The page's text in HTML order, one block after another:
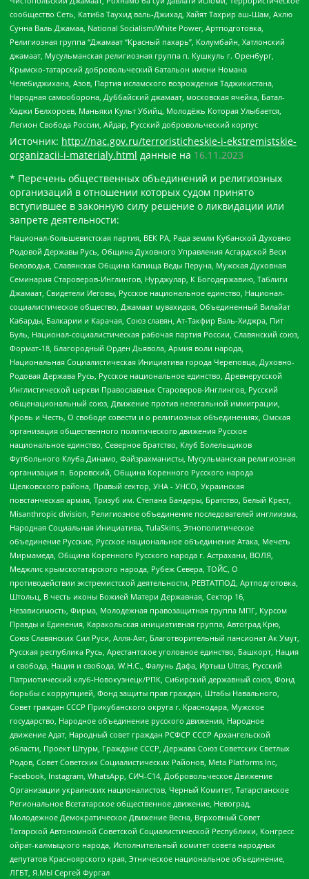
сообщество Сеть, Катиба Таухид валь-Джихад, Хайят Тахрир аш-Шам, Ахлю
Сунна Валь Джамаа, National Socialism/White Power, Артподготовка,
Религиозная группа “Джамаат “Красный пахарь”, Колумбайн, Хатлонский
джамаат, Мусульманская религиозная группа п. Кушкуль г. Оренбург,
Крымско-татарский добровольческий батальон имени Номана
Челебиджихана, Азов, Партия исламского возрождения Таджикистана,
Народная самооборона, Дуббайский джамаат, московская ячейка, Батал-
Хаджи Белхороев, Маньяки Культ Убийц, Молодёжь Которая Улыбается,
Легион Свобода России, Айдар, Русский добровольческий корпус
Источник: http://nac.gov.ru/terroristicheskie-i-ekstremistskie-
organizacii-i-materialy.html данные на 16.11.2023
* Перечень общественных объединений и религиозных
организаций в отношении которых судом принято
вступившее в законную силу решение о ликвидации или
запрете деятельности:
Национал-большевистская партия, ВЕК РА, Рада земли Кубанской Духовно
Родовой Державы Русь, Община Духовного Управления Асгардской Веси
Беловодья, Славянская Община Капища Веды Перуна, Мужская Духовная
Семинария Староверов-Инглингов, Нурджулар, К Богодержавию, Таблиги
Джамаат, Свидетели Иеговы, Русское национальное единство, Национал-
социалистическое общество, Джамаат мувахидов, Объединенный Вилайат
Кабарды, Балкарии и Карачая, Союз славян, Ат-Такфир Валь-Хиджра, Пит
Буль, Национал-социалистическая рабочая партия России, Славянский союз,
Формат-18, Благородный Орден Дьявола, Армия воли народа,
Национальная Социалистическая Инициатива города Череповца, Духовно-
Родовая Держава Русь, Русское национальное единство, Древнерусской
Инглистической церкви Православных Староверов-Инглингов, Русский
общенациональный союз, Движение против нелегальной иммиграции,
Кровь и Честь, О свободе совести и о религиозных объединениях, Омская
организация общественного политического движения Русское
национальное единство, Северное Братство, Клуб Болельщиков
Футбольного Клуба Динамо, Файзрахманисты, Мусульманская религиозная
организация п. Боровский, Община Коренного Русского народа
Щелковского района, Правый сектор, УНА - УНСО, Украинская
повстанческая армия, Тризуб им. Степана Бандеры, Братство, Белый Крест,
Misanthropic division, Религиозное объединение последователей инглиизма,
Народная Социальная Инициатива, TulaSkins, Этнополитическое
объединение Русские, Русское национальное объединение Атака, Мечеть
Мирмамеда, Община Коренного Русского народа г. Астрахани, ВОЛЯ,
Меджлис крымскотатарского народа, Рубеж Севера, ТОЙС, О
противодействии экстремистской деятельности, РЕВТАТПОД, Артподготовка,
Штольц, В честь иконы Божией Матери Державная, Сектор 16,
Независимость, Фирма, Молодежная правозащитная группа МПГ, Курсом
Правды и Единения, Каракольская инициативная группа, Автоград Крю,
Союз Славянских Сил Руси, Алля-Аят, Благотворительный пансионат Ак Умут,
Русская республика Русь, Арестантское уголовное единство, Башкорт, Нация
и свобода, Нация и свобода, W.H.С., Фалунь Дафа, Иртыш Ultras, Русский
Патриотический клуб-Новокузнецк/РПК, Сибирский державный союз, Фонд
борьбы с коррупцией, Фонд защиты прав граждан, Штабы Навального,
Совет граждан СССР Прикубанского округа г. Краснодара, Мужское
государство, Народное объединение русского движения, Народное
движение Адат, Народный совет граждан РСФСР СССР Архангельской
области, Проект Штурм, Граждане СССР, Держава Союз Советских Светлых
Родов, Совет Советских Социалистических Районов, Meta Platforms Inc,
Facebook, Instagram, WhatsApp, СИЧ-С14, Добровольческое Движение
Организации украинских националистов, Черный Комитет, Татарстанское
Региональное Всетатарское общественное движение, Невоград,
Молодежное Демократическое Движение Весна, Верховный Совет
Татарской Автономной Советской Социалистической Республики, Конгресс
ойрат-калмыцкого народа, Исполнительный комитет совета народных
депутатов Красноярского края, Этническое национальное объединение,
ЛГБТ, Я.МЫ Сергей Фургал